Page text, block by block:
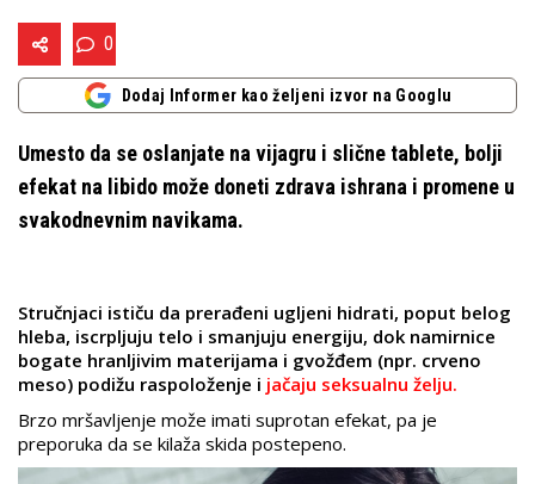
0
Dodaj Informer kao željeni izvor na Googlu
Umesto da se oslanjate na vijagru i slične tablete, bolji
efekat na libido može doneti zdrava ishrana i promene u
svakodnevnim navikama.
Stručnjaci ističu da prerađeni ugljeni hidrati, poput belog
hleba, iscrpljuju telo i smanjuju energiju, dok namirnice
bogate hranljivim materijama i gvožđem (npr. crveno
meso) podižu raspoloženje i jačaju seksualnu želju.
Brzo mršavljenje može imati suprotan efekat, pa je
preporuka da se kilaža skida postepeno.